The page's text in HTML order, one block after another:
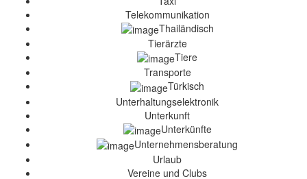
Telekommunikation
Thailändisch
Tierärzte
Tiere
Transporte
Türkisch
Unterhaltungselektronik
Unterkunft
Unterkünfte
Unternehmensberatung
Urlaub
Vereine und Clubs